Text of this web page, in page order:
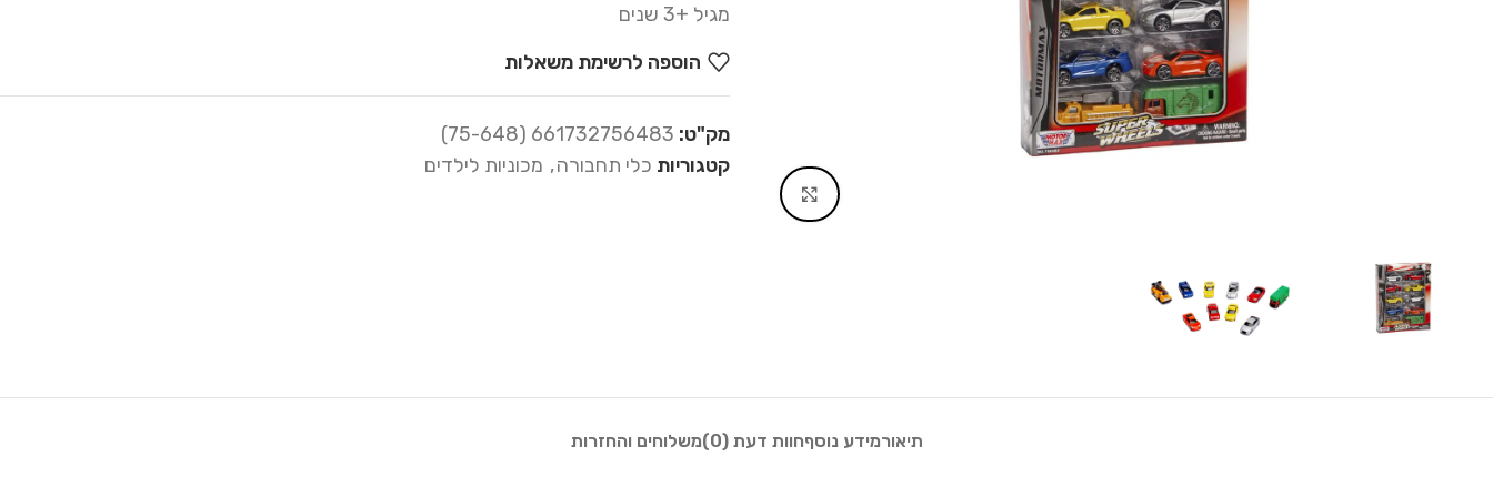
Click to enlarge
מגיל +3 שנים
הוספה לרשימת משאלות
מק"ט: 661732756483 (75-648)
קטגוריות כלי תחבורה, מכוניות לילדים
תיאורמידע נוסףחוות דעת (0) משלוחים והחזרות